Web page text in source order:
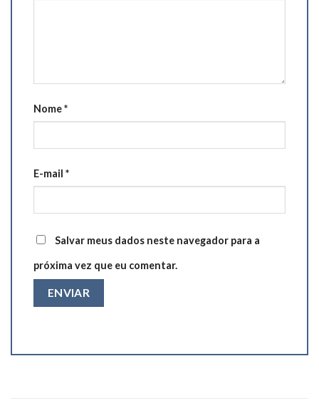
Nome*
E-mail *
Salvar meus dados neste navegador para a
próxima vez que eu comentar.